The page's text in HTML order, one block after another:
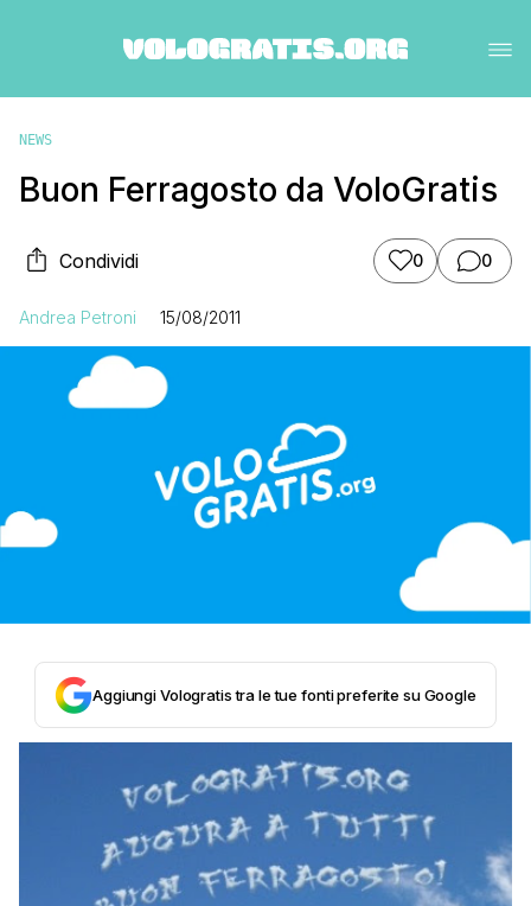
NEWS
Buon Ferragosto da VoloGratis
Condividi 0 0
Andrea Petroni 15/08/2011
Aggiungi Vologratis tra le tue fonti preferite su Google